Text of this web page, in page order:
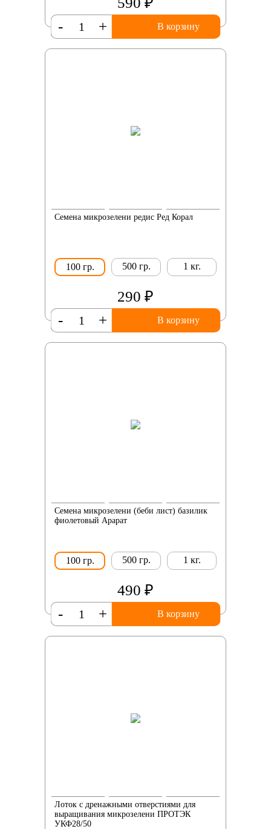
+
- В корзину
Семена микрозелени редис Ред Корал
100 гр. 500 гр. 1 кг.
290 ₽
+
- В корзину
Семена микрозелени (беби лист) базилик
фиолетовый Арарат
100 гр. 500 гр. 1 кг.
490 ₽
+
- В корзину
Лоток с дренажными отверстиями для
выращивания микрозелени ПРОТЭК
УКФ28/50